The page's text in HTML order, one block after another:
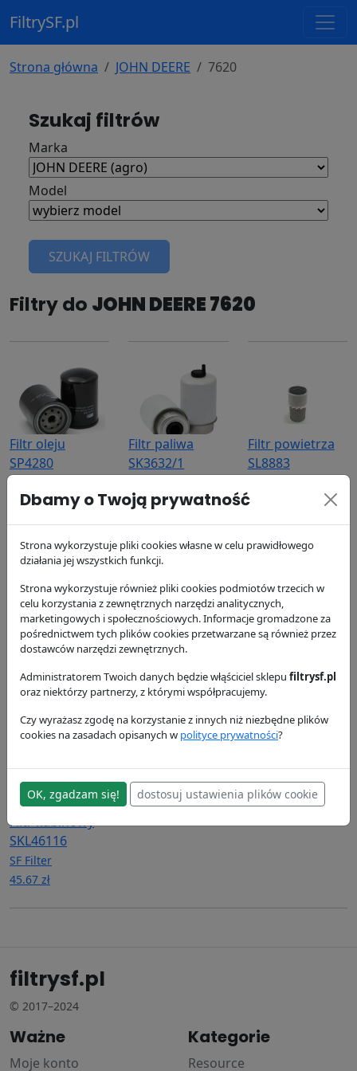
FiltrySF.pl
Strona główna JOHN DEERE 7620
Szukaj filtrów
Marka
Model
SZUKAJ FILTRÓW
Filtry do JOHN DEERE 7620
Filtr oleju
SP4280
31.03 zł
Filtr paliwa
SK3632/1
70.95 zł
Filtr powietrza
SL8883
219.67 zł
Filtr powietrza
SL81405
SF Filter
90.93 zł
Filtr hydrauliki
HY12004
SF Filter
53.9 zł
Filtr hydrauliki
SF Filter
189.53 zł
Filtr kabinowy
SKL46116
SF Filter
45.67 zł
filtrysf.pl
© 2017–2024
Ważne
Moje konto
Kategorie
Resource
Dbamy o Twoją prywatność
Strona wykorzystuje pliki cookies własne w celu prawidłowego
działania jej wszystkich funkcji.
Strona wykorzystuje również pliki cookies podmiotów trzecich w
celu korzystania z zewnętrznych narzędzi analitycznych,
marketingowych i społecznościowych. Informacje gromadzone za
pośrednictwem tych plików cookies przetwarzane są również przez
dostawców narzędzi zewnętrznych.
Administratorem Twoich danych będzie włąściciel sklepu filtrysf.pl
oraz niektórzy partnerzy, z którymi współpracujemy.
Czy wyrażasz zgodę na korzystanie z innych niż niezbędne plików
cookies na zasadach opisanych w polityce prywatności?
OK, zgadzam się! dostosuj ustawienia plików cookie